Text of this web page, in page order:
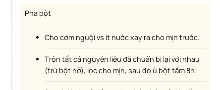
Pha bột
Cho cơm nguội vs ít nước xay ra cho mịn trước.
Trộn tất cả nguyên liệu đã chuẩn bị lại với nhau
(trừ bột nở), lọc cho mịn, sau đó ủ bột tầm 8h.